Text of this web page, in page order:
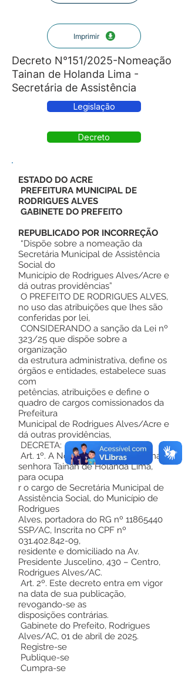
Imprimir
Decreto N°151/2025-Nomeação
Tainan de Holanda Lima -
Secretária de Assistência
Legislação
Decreto
ESTADO DO ACRE
PREFEITURA MUNICIPAL DE
RODRIGUES ALVES
GABINETE DO PREFEITO
REPUBLICADO POR INCORREÇÃO
“Dispõe sobre a nomeação da
Secretária Municipal de Assistência
Social do
Município de Rodrigues Alves/Acre e
dá outras providências”
O PREFEITO DE RODRIGUES ALVES,
no uso das atribuições que lhes são
conferidas por lei,
CONSIDERANDO a sanção da Lei nº
323/25 que dispõe sobre a
organização
da estrutura administrativa, define os
órgãos e entidades, estabelece suas
com
petências, atribuições e define o
quadro de cargos comissionados da
Prefeitura
Municipal de Rodrigues Alves/Acre e
dá outras providências,
DECRETA:
Art. 1º. A Nomeação da Ilustríssima
senhora Tainan de Holanda Lima,
para ocupa
r o cargo de Secretária Municipal de
Assistência Social, do Município de
Rodrigues
Alves, portadora do RG nº 11865440
SSP/AC, Inscrita no CPF nº
031.402.842-09,
residente e domiciliado na Av.
Presidente Juscelino, 430 – Centro,
Rodrigues Alves/AC.
Art. 2º. Este decreto entra em vigor
na data de sua publicação,
revogando-se as
disposições contrárias.
Gabinete do Prefeito, Rodrigues
Alves/AC, 01 de abril de 2025.
Registre-se
Publique-se
Cumpra-se